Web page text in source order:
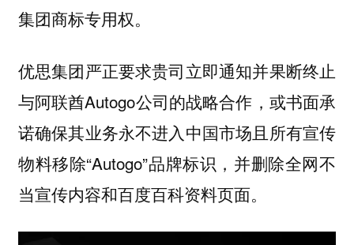
集团商标专用权。
优思集团严正要求贵司立即通知并果断终止
与阿联酋Autogo公司的战略合作，或书面承
诺确保其业务永不进入中国市场且所有宣传
物料移除“Autogo”品牌标识，并删除全网不
当宣传内容和百度百科资料页面。